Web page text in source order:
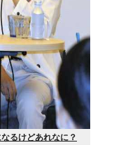
るけどあれなに？